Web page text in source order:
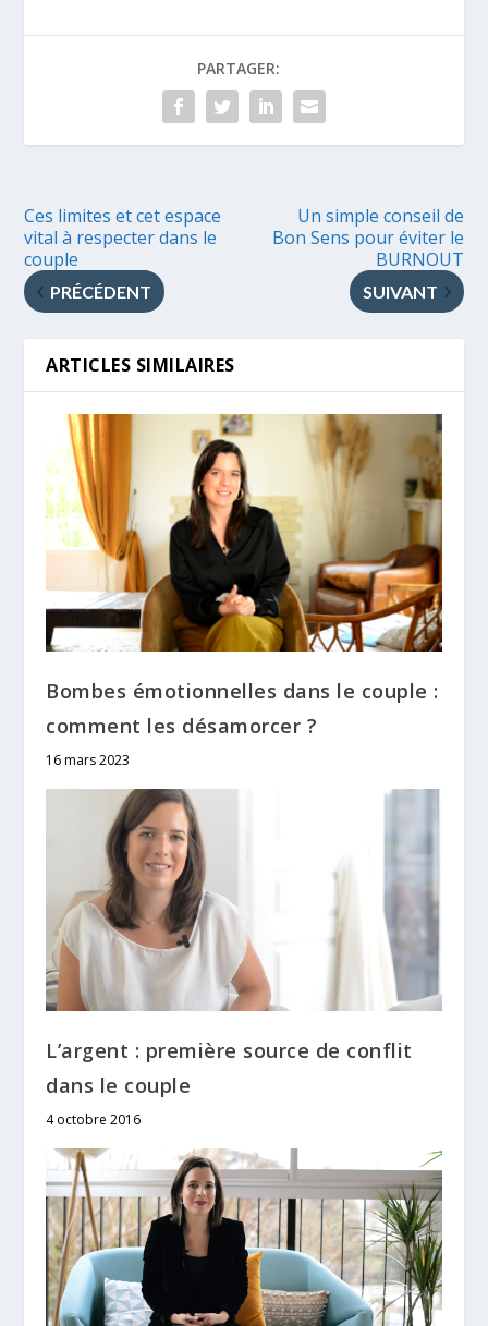
PARTAGER:
Ces limites et cet espace
vital à respecter dans le
couple
PRÉCÉDENT
Un simple conseil de
Bon Sens pour éviter le
BURNOUT
SUIVANT
ARTICLES SIMILAIRES
Bombes émotionnelles dans le couple :
comment les désamorcer ?
16 mars 2023
L’argent : première source de conflit
dans le couple
4 octobre 2016